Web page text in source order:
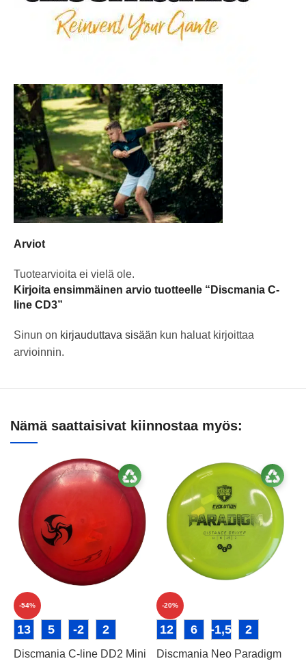
Arviot
Tuotearvioita ei vielä ole.
Kirjoita ensimmäinen arvio tuotteelle “Discmania C-
line CD3”
Sinun on kirjauduttava sisään kun haluat kirjoittaa
arvioinnin.
Nämä saattaisivat kiinnostaa myös:
-54%
13 5 -2 2
Discmania C-line DD2 Mini
-20%
12 6 -1,5 2
Discmania Neo Paradigm